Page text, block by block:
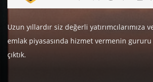
Uzun yıllardır siz değerli yatırımcılarımıza
emlak piyasasında hizmet vermenin
çıktık.